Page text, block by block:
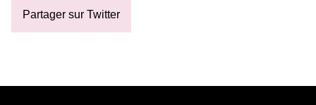
Partager sur Twitter